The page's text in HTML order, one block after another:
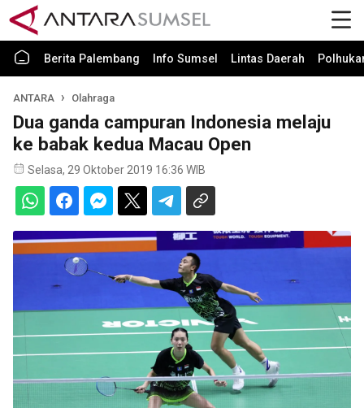
Berita Palembang Info Sumsel Lintas Daerah
ANTARA Olahraga
Dua ganda campuran Indonesia melaju
ke babak kedua Macau Open
Selasa, 29 Oktober 2019 16:36 WIB